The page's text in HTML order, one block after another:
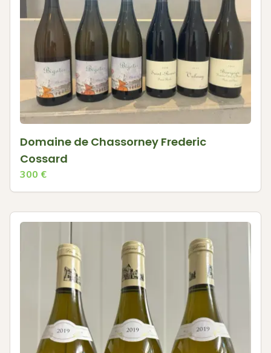
Domaine de Chassorney Frederic
Cossard
300 €